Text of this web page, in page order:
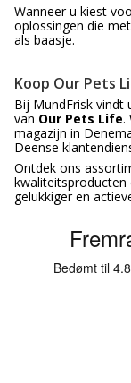
Wanneer u kiest
oplossingen die
als baasje.
Koop Our Pets
Bij MundFrisk vindt
van Our Pets Life.
magazijn in
Deense
Ontdek ons
kwaliteitsproducten
gelukkiger en